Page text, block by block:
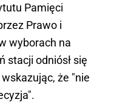
Pamięci
Prawo i
wyborach na
stacji odniósł się
że "nie